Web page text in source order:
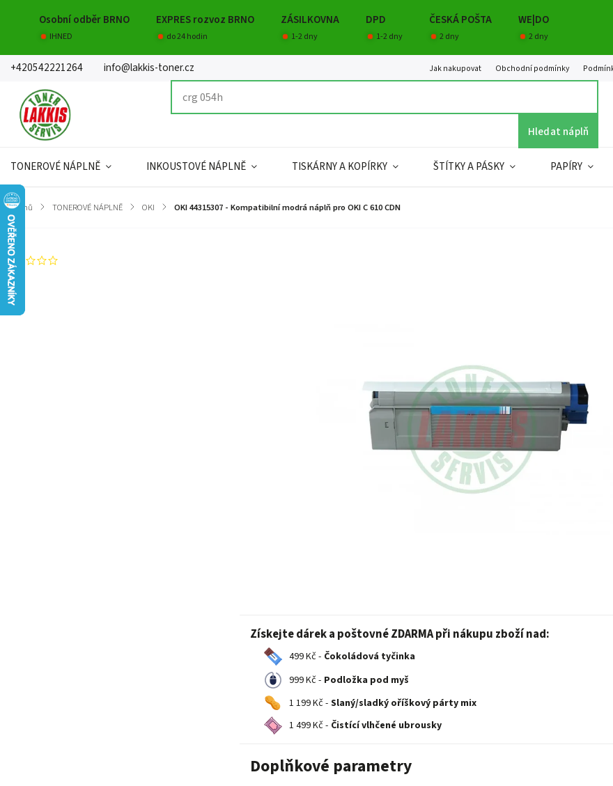
Osobní odběr BRNO EXPRES rozvoz BRNO ZÁSILKOVNA DPD ČESKÁ POŠTA WE|DO
IHNED do 24 hodin 1-2 dny 1-2 dny 2 dny 2 dny
+420542221264 info@lakkis-toner.cz Jak nakupovat Obchodní podmínky
Hledat náplň
TONEROVÉ NÁPLNĚ INKOUSTOVÉ NÁPLNĚ TISKÁRNY A KOPÍRKY ŠTÍTKY A PÁSKY PAPÍRY
Domů / TONEROVÉ NÁPLNĚ / OKI / OKI 44315307 - Kompatibilní modrá náplň pro OKI C 610 CDN
Záruka
3 roky
Získejte dárek a poštovné ZDARMA při nákupu zboží nad:
499 Kč - Čokoládová tyčinka
999 Kč - Podložka pod myš
1 199 Kč - Slaný/sladký oříškový párty mix
1 499 Kč - Čistící vlhčené ubrousky
Doplňkové parametry